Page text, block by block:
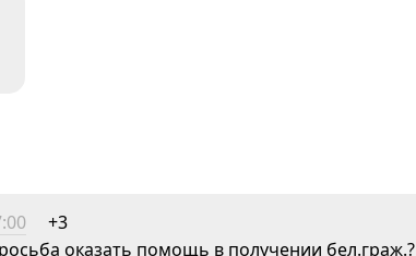
+3
оказать помощь в получении бел.граж.?